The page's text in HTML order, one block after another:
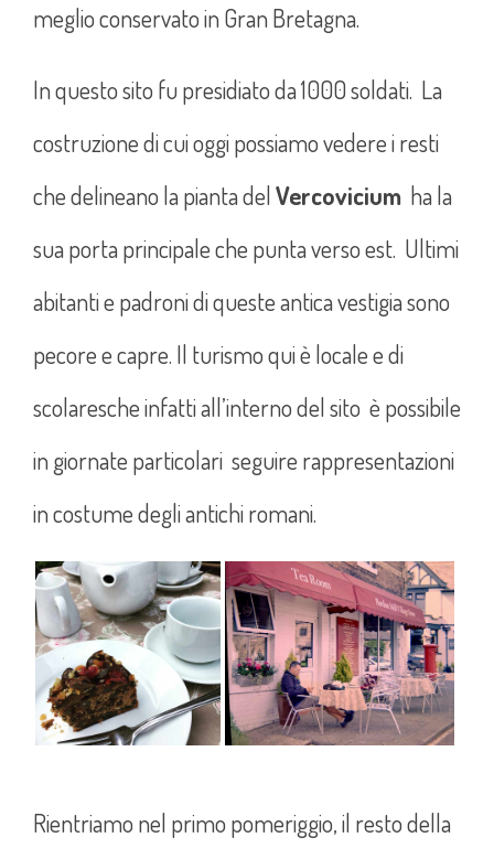
meglio conservato in Gran Bretagna.
In questo sito fu presidiato da 1000 soldati. La
costruzione di cui oggi possiamo vedere i resti
che delineano la pianta delVercovicium ha la
sua porta principale che punta verso est. Ultimi
abitanti e padroni di queste antica vestigia sono
pecore e capre. Il turismo qui è locale e di
scolaresche infatti all’interno del sito è possibile
in giornate particolari seguire rappresentazioni
in costume degli antichi romani.
Rientriamo nel primo pomeriggio, il resto della